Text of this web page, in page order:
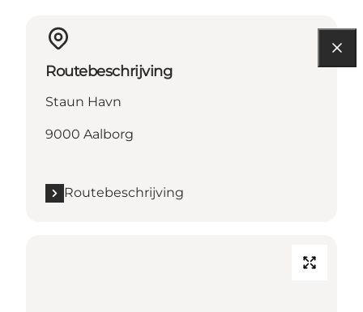
Routebeschrijving
Staun Havn
9000 Aalborg
Routebeschrijving